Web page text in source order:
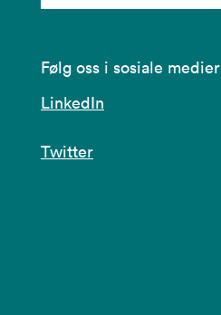
Følg oss i sosiale medier
LinkedIn
Twitter